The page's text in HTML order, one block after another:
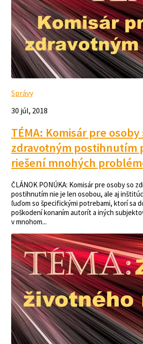
Správy
30 júl, 2018
TÉMA: Komisár pre osoby
zdravotným postihnutím
riešení mnohých
ČLÁNOK PONÚKA: Komisár pre osoby so
postihnutím nie je len osobou, ale aj
ľuďom so špecifickými potrebami, ktorí sa
poškodení konaním autorít a iných
v mnohom...